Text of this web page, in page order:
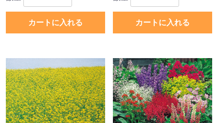
カートに入れる カートに入れる